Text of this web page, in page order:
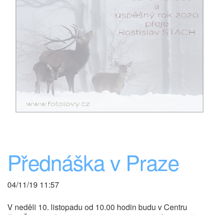
Přednáška v Praze
04/11/19 11:57
V neděli 10. listopadu od 10.00 hodin budu v Centru